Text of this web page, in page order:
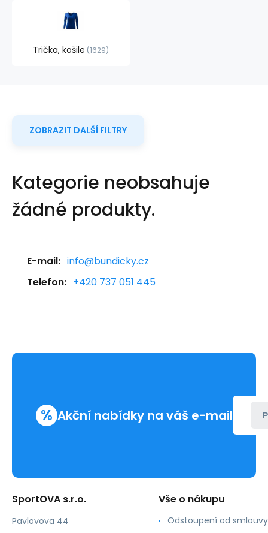
Trička, košile 1629
ZOBRAZIT DALŠÍ FILTRY
Kategorie neobsahuje
žádné produkty.
E-mail: info@bundicky.cz
Telefon: +420 737 051 445
% Akční nabídky na váš e-mail
SportOVA s.r.o.
Pavlovova 44
Vše o nákupu
Odstoupení od smlouvy